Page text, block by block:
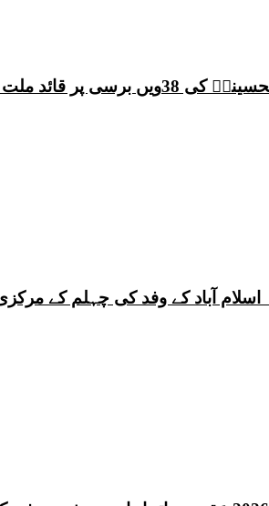
ساجد علی نقوی کا اہم پیغام
اسلام آباد کے وفد کی چہلم کے